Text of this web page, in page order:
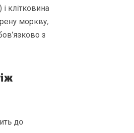
клітковина
моркву,
з
до